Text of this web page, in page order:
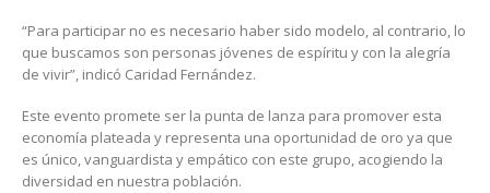
“Para participar no es necesario haber sido modelo, al contrario, lo
que buscamos son personas jóvenes de espíritu y con la alegría
de vivir”, indicó Caridad Fernández.
Este evento promete ser la punta de lanza para promover esta
economía plateada y representa una oportunidad de oro ya que
es único, vanguardista y empático con este grupo, acogiendo la
diversidad en nuestra población.